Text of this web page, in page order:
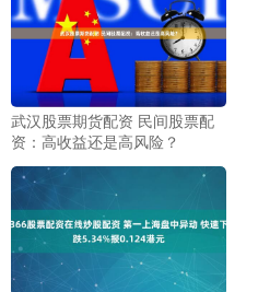
武汉股票期货配资 民间股票配
资：高收益还是高风险？